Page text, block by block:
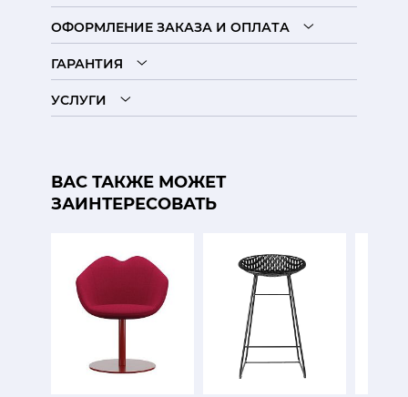
ОФОРМЛЕНИЕ ЗАКАЗА И ОПЛАТА
ГАРАНТИЯ
УСЛУГИ
ВАС ТАКЖЕ МОЖЕТ
ЗАИНТЕРЕСОВАТЬ